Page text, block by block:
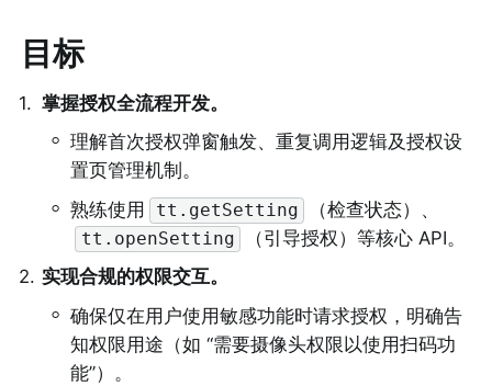
目标
1. 掌握授权全流程开发。
◦ 理解首次授权弹窗触发、重复调用逻辑及授权设
置页管理机制。
◦ 熟练使用 tt.getSetting （检查状态）、
tt.openSetting
（引导授权）等核心 API。
2. 实现合规的权限交互。
◦ 确保仅在用户使用敏感功能时请求授权，明确告
知权限用途（如 “需要摄像头权限以使用扫码功
能”）。